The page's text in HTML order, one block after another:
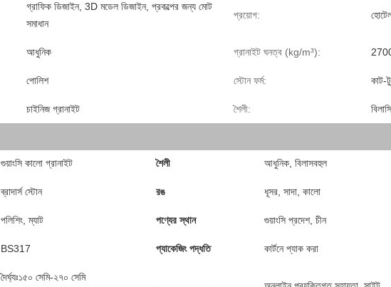
গ্রাফিক ডিজাইন, 3D মডেল ডিজাইন, প্রকল্পের জন্য মোট
সমাধান
প্রয়োগ:
আধুনিক গ্রানাইট ঘনত্ব (kg/m³):
পোলিশ স্টোন ফর্ম: কাট-
চাইনিজ গ্রানাইট শৈলী:
গুয়াংসি কালো গ্রানাইট শৈলী আধুনিক, বিলাসবহুল
ব্রাদার্স স্টোন রঙ ধূসর, সাদা, কালো
পলিশিং, ম্যাট পণ্যের স্থান গুয়াংসি প্রদেশ, চীন
BS317 প্যাকেজিং পদ্ধতি কার্টনে প্যাক করা
দৈর্ঘ্যঃ১৫০ সেমি-২৭০ সেমি